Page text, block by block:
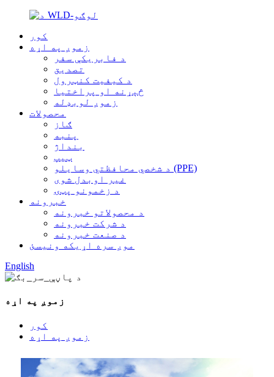
کور
زموږ په اړه
د فابریکې سفر
تصدیق
د کیفیت کنټرول
څېړنه او پراختیا
زموږ لوبډله
محصولات
ګاز
پنبه
بنداژ
ټیپ
د شخصي محافظتي وسایلو (PPE)
غیر اوبدل شوی
د زخمونو پټۍ
خبرونه
د محصولاتو خبرونه
د شرکت خبرونه
د صنعت خبرونه
موږ سره اړیکه ونیسئ
English
زموږ په اړه
کور
زموږ په اړه